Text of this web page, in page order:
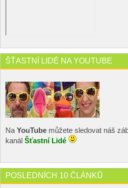
ŠŤASTNÍ LIDÉ NA YOUTUBE
Na YouTube můžete sledovat náš
kanál Šťastní Lidé
POSLEDNÍCH 10 ČLÁNKŮ